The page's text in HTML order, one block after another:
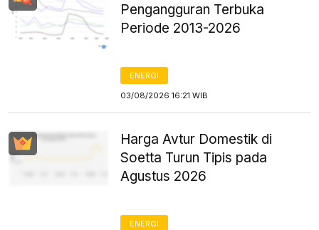
Pengangguran Terbuka
Periode 2013-2026
ENERGI
03/08/2026 16:21 WIB
Harga Avtur Domestik di
Soetta Turun Tipis pada
Agustus 2026
ENERGI